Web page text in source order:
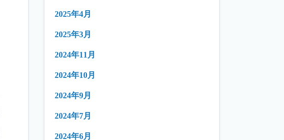
2025年4月
2025年3月
2024年11月
2024年10月
2024年9月
2024年7月
2024年6月